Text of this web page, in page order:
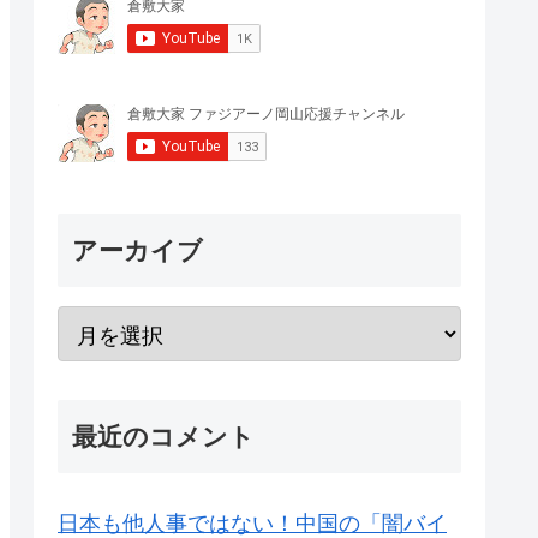
アーカイブ
最近のコメント
日本も他人事ではない！中国の「闇バイ